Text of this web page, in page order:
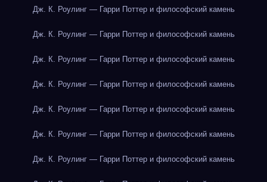
Дж. К. Роулинг — Гарри Поттер и философский камень
Дж. К. Роулинг — Гарри Поттер и философский камень
Дж. К. Роулинг — Гарри Поттер и философский камень
Дж. К. Роулинг — Гарри Поттер и философский камень
Дж. К. Роулинг — Гарри Поттер и философский камень
Дж. К. Роулинг — Гарри Поттер и философский камень
Дж. К. Роулинг — Гарри Поттер и философский камень